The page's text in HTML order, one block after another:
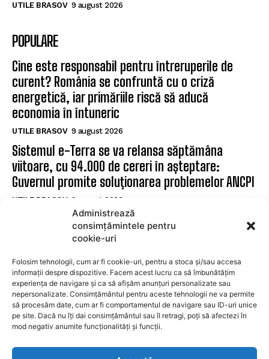
Administrează
consimțămintele pentru
cookie-uri
Folosim tehnologii, cum ar fi cookie-uri, pentru a stoca și/sau accesa
informații despre dispozitive. Facem acest lucru ca să îmbunătățim
experiența de navigare și ca să afișăm anunțuri personalizate sau
nepersonalizate. Consimțământul pentru aceste tehnologii ne va permite
să procesăm date, cum ar fi comportamentul de navigare sau ID-uri unice
pe site. Dacă nu îți dai consimțământul sau îl retragi, poți să afectezi în
mod negativ anumite funcționalități și funcții.
UTILE BRASOV 9 august 2026
POPULARE
Cine este responsabil pentru întreruperile de
curent? România se confruntă cu o criză
energetică, iar primăriile riscă să aducă
economia în întuneric
UTILE BRASOV 9 august 2026
Sistemul e-Terra se va relansa săptămâna
viitoare, cu 94.000 de cereri în așteptare:
Guvernul promite soluționarea problemelor ANCPI
UTILE BRASOV 9 august 2026
Făgăraș: Cinci posturi de șofer disponibile la
Serviciul de Transport Public
SUBSCRIBE